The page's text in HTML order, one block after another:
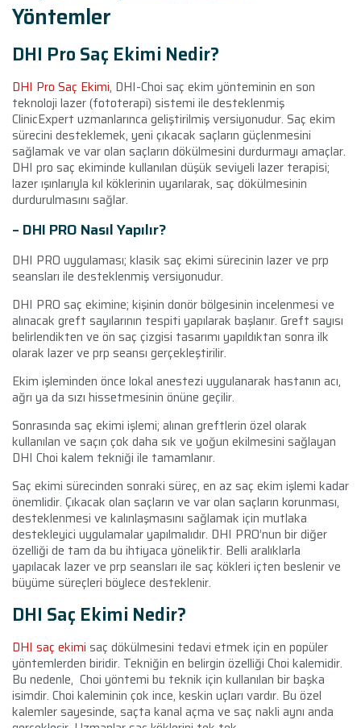
Yöntemler
DHI Pro Saç Ekimi Nedir?
DHI Pro Saç Ekimi, DHI-Choi saç ekim yönteminin en son
teknoloji lazer (fototerapi) sistemi ile desteklenmiş
ClinicExpert uzmanlarınca geliştirilmiş versiyonudur. Saç ekim
sürecini desteklemek, yeni çıkacak saçların güçlenmesini
sağlamak ve var olan saçların dökülmesini durdurmayı amaçlar.
DHI pro saç ekiminde kullanılan düşük seviyeli lazer terapisi;
lazer ışınlarıyla kıl köklerinin uyarılarak, saç dökülmesinin
durdurulmasını sağlar.
– DHI PRO Nasıl Yapılır?
DHI PRO uygulaması; klasik saç ekimi sürecinin lazer ve prp
seansları ile desteklenmiş versiyonudur.
DHI PRO saç ekimine; kişinin donör bölgesinin incelenmesi ve
alınacak greft sayılarının tespiti yapılarak başlanır. Greft sayısı
belirlendikten ve ön saç çizgisi tasarımı yapıldıktan sonra ilk
olarak lazer ve prp seansı gerçekleştirilir.
Ekim işleminden önce lokal anestezi uygulanarak hastanın acı,
ağrı ya da sızı hissetmesinin önüne geçilir.
Sonrasında saç ekimi işlemi; alınan greftlerin özel olarak
kullanılan ve saçın çok daha sık ve yoğun ekilmesini sağlayan
DHI Choi kalem tekniği ile tamamlanır.
Saç ekimi sürecinden sonraki süreç, en az saç ekim işlemi kadar
önemlidir. Çıkacak olan saçların ve var olan saçların korunması,
desteklenmesi ve kalınlaşmasını sağlamak için mutlaka
destekleyici uygulamalar yapılmalıdır. DHI PRO’nun bir diğer
özelliği de tam da bu ihtiyaca yöneliktir. Belli aralıklarla
yapılacak lazer ve prp seansları ile saç kökleri içten beslenir ve
büyüme süreçleri böylece desteklenir.
DHI Saç Ekimi Nedir?
DHI saç ekimi saç dökülmesini tedavi etmek için en popüler
yöntemlerden biridir. Tekniğin en belirgin özelliği Choi kalemidir.
Bu nedenle, Choi yöntemi bu teknik için kullanılan bir başka
isimdir. Choi kaleminin çok ince, keskin uçları vardır. Bu özel
kalemler sayesinde, saçta kanal açma ve saç nakli aynı anda